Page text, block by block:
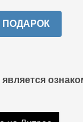
ПОДАРОК